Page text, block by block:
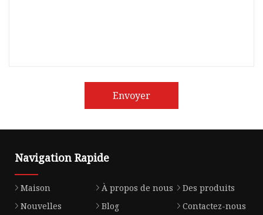
Envoyer
Navigation Rapide
Maison À propos de nous
Des produits
Nouvelles
Blog
Contactez-nous